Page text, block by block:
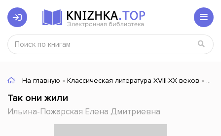
На главную » Классическая литература XVIII-XX веков » Так они жили
Так они жили
Ильина-Пожарская Елена Дмитриевна